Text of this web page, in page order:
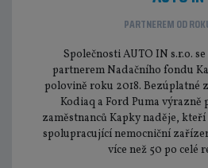
PARTNEREM OD
Společnosti AUTO IN s.r.o.
partnerem Nadačního fondu
polovině roku 2018. Bezúplatné
Kodiaq a Ford Puma
zaměstnanců Kapky naděje,
spolupracující nemocniční
více než 50 po celé